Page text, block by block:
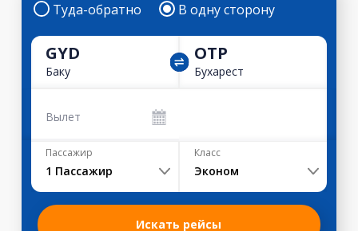
Туда-обратно В одну сторону
GYD
Баку
OTP
Бухарест
Вылет
Пассажир
1 Пассажир
Класс
Эконом
Искать рейсы